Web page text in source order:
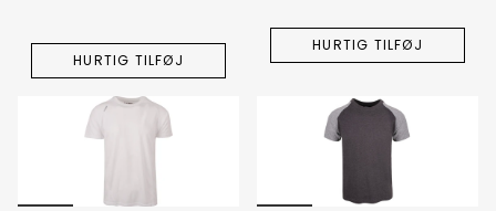
HURTIG TILFØJ
HURTIG TILFØJ